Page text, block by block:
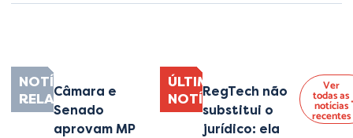
NOTÍCIAS
RELACIONADAS
Câmara e
Senado
aprovam MP
ÚLTIMAS
NOTÍCIASRegTech não
substitui o
jurídico: ela
Ver
todas as
notícias
recentes